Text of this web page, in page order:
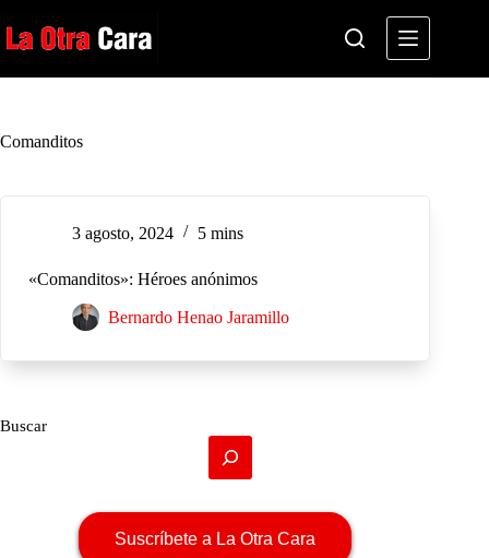
al
contenido
Comanditos
3 agosto, 2024 5 mins
«Comanditos»: Héroes anónimos
Bernardo Henao Jaramillo
Buscar
Suscríbete a La Otra Cara